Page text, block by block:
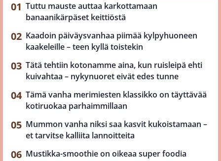
Tuttu mauste auttaa karkottamaan
banaanikärpäset keittiöstä
Kaadoin päiväysvanhaa piimää kylpyhuoneen
kaakeleille – teen kyllä toistekin
Tätä tehtiin kotonamme aina, kun ruisleipä ehti
kuivahtaa – nykynuoret eivät edes tunne
Tämä vanha merimiesten klassikko on täyttävää
kotiruokaa parhaimmillaan
Mummon vanha niksi saa kasvit kukoistamaan –
et tarvitse kalliita lannoitteita
Mustikka-smoothie on oikeaa super foodia